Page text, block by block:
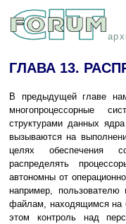
ГЛАВА 13.
В предыдущей главе
многопроцессорные
структурами данных
вызываются на
целях обеспечения
распределять
автономны от
например,
файлам, находящимся на
этом контроль над